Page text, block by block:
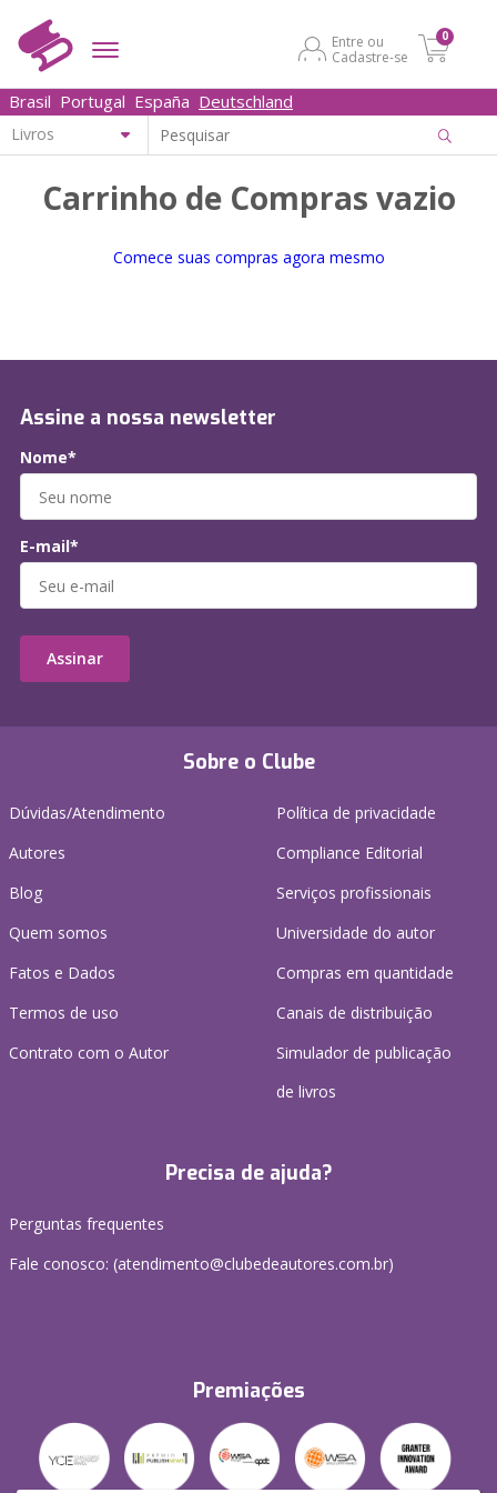
Entre ou
Cadastre-se
0
Brasil Portugal España Deutschland
Carrinho de Compras vazio
Comece suas compras agora mesmo
Sobre o Clube
Dúvidas/Atendimento
Autores
Blog
Quem somos
Fatos e Dados
Termos de uso
Contrato com o Autor
Política de privacidade
Compliance Editorial
Serviços profissionais
Universidade do autor
Compras em quantidade
Canais de distribuição
Simulador de publicação
de livros
Precisa de ajuda?
Perguntas frequentes
Fale conosco: (atendimento@clubedeautores.com.br)
Premiações
Assine a nossa newsletter
Nome*
E-mail*
Assinar